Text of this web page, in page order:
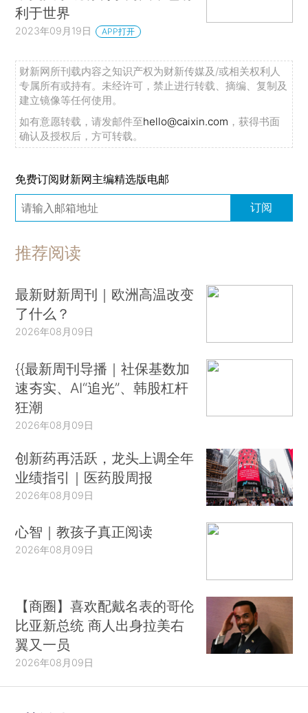
利于世界
2023年09月19日 APP打开
财新网所刊载内容之知识产权为财新传媒及/或相关权利人
专属所有或持有。未经许可，禁止进行转载、摘编、复制及
建立镜像等任何使用。
如有意愿转载，请发邮件至hello@caixin.com ，获得书面
确认及授权后，方可转载。
免费订阅财新网主编精选版电邮
订阅
推荐阅读
最新财新周刊｜欧洲高温改变
了什么？
2026年08月09日
{{最新周刊导播｜社保基数加
速夯实、AI“追光”、韩股杠杆
狂潮
2026年08月09日
创新药再活跃，龙头上调全年
业绩指引｜医药股周报
2026年08月09日
心智｜教孩子真正阅读
2026年08月09日
【商圈】喜欢配戴名表的哥伦
比亚新总统 商人出身拉美右
翼又一员
2026年08月09日